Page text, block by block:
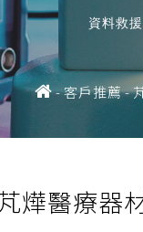
資料救
-客戶推薦-
燁醫療器